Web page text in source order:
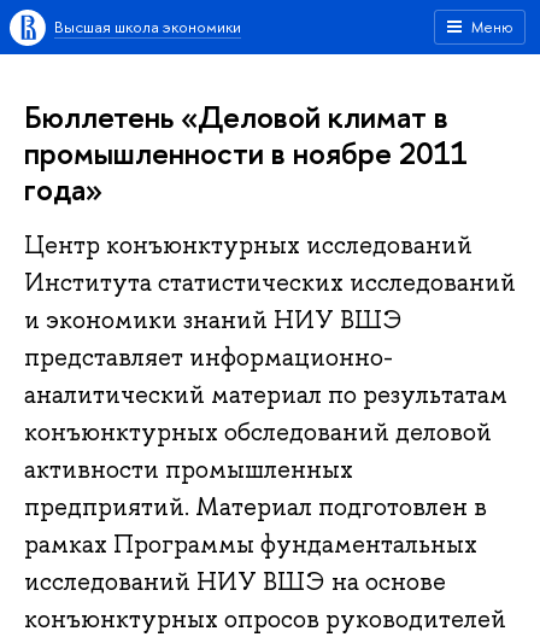
Меню
Высшая школа экономики
Бюллетень «Деловой климат в
промышленности в ноябре 2011
года»
Центр конъюнктурных исследований
Института статистических исследований
и экономики знаний НИУ ВШЭ
представляет информационно-
аналитический материал по результатам
конъюнктурных обследований деловой
активности промышленных
предприятий. Материал подготовлен в
рамках Программы фундаментальных
исследований НИУ ВШЭ на основе
конъюнктурных опросов руководителей